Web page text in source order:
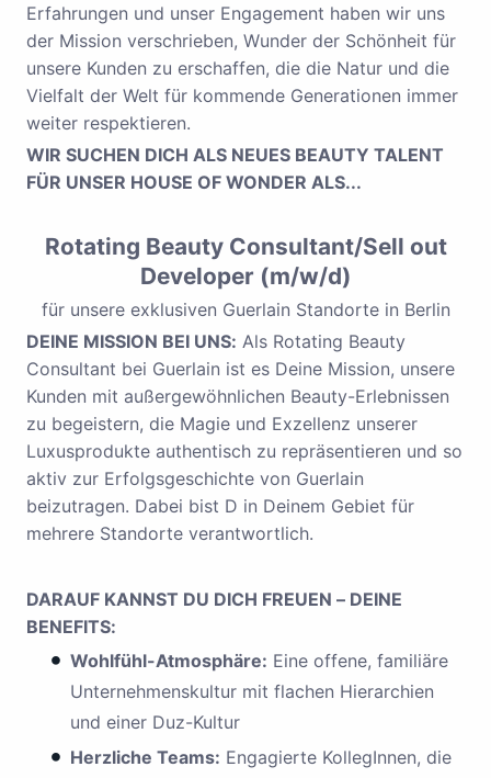
Erfahrungen und unser Engagement haben wir uns
der Mission verschrieben, Wunder der Schönheit für
unsere Kunden zu erschaffen, die die Natur und die
Vielfalt der Welt für kommende Generationen immer
weiter respektieren.
WIR SUCHEN DICH ALS NEUES BEAUTY TALENT
FÜR UNSER HOUSE OF WONDER ALS...
Rotating Beauty Consultant/Sell out
Developer (m/w/d)
für unsere exklusiven Guerlain Standorte in Berlin
DEINE MISSION BEI UNS: Als Rotating Beauty
Consultant bei Guerlain ist es Deine Mission, unsere
Kunden mit außergewöhnlichen Beauty-Erlebnissen
zu begeistern, die Magie und Exzellenz unserer
Luxusprodukte authentisch zu repräsentieren und so
aktiv zur Erfolgsgeschichte von Guerlain
beizutragen. Dabei bist D in Deinem Gebiet für
mehrere Standorte verantwortlich.
DARAUF KANNST DU DICH FREUEN – DEINE
BENEFITS:
Wohlfühl-Atmosphäre: Eine offene, familiäre
Unternehmenskultur mit flachen Hierarchien
und einer Duz-Kultur
Herzliche Teams: Engagierte KollegInnen, die